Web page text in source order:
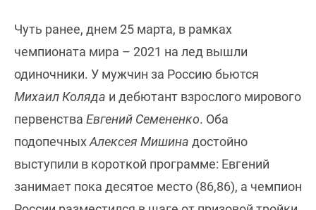
Чуть ранее, днем 25 марта, в рамках
чемпионата мира – 2021 на лед вышли
одиночники. У мужчин за Россию бьются
Михаил Коляда и дебютант взрослого мирового
первенства Евгений Семененко. Оба
подопечныхАлексея Мишина достойно
выступили в короткой программе: Евгений
занимает пока десятое место (86,86), а чемпион